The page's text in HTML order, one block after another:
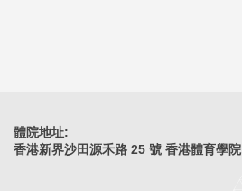
體院地址:
香港新界沙田源禾路 25 號 香港體育學院